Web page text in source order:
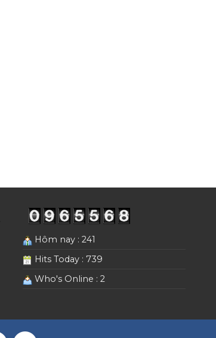
Hôm nay : 241
Hits Today : 739
Who's Online : 2